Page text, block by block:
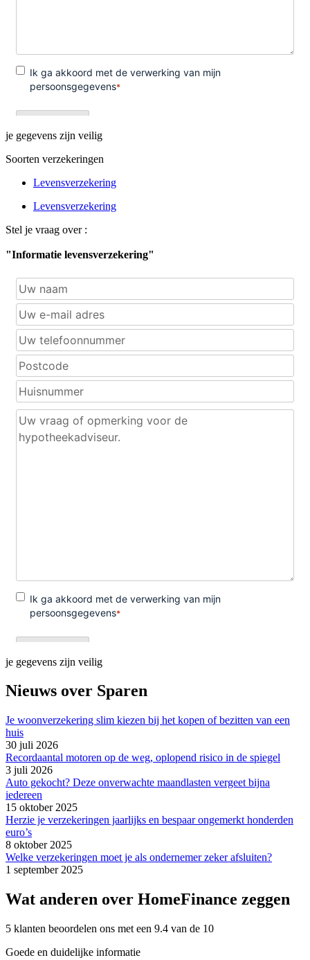
je gegevens zijn veilig
Soorten verzekeringen
Levensverzekering
Levensverzekering
Stel je vraag over :
"Informatie levensverzekering"
je gegevens zijn veilig
Nieuws over Sparen
Je woonverzekering slim kiezen bij het kopen of bezitten van een
huis
30 juli 2026
Recordaantal motoren op de weg, oplopend risico in de spiegel
3 juli 2026
Auto gekocht? Deze onverwachte maandlasten vergeet bijna
iedereen
15 oktober 2025
Herzie je verzekeringen jaarlijks en bespaar ongemerkt honderden
euro’s
8 oktober 2025
Welke verzekeringen moet je als ondernemer zeker afsluiten?
1 september 2025
Wat anderen over HomeFinance zeggen
5 klanten beoordelen ons met een 9.4 van de 10
Goede en duidelijke informatie